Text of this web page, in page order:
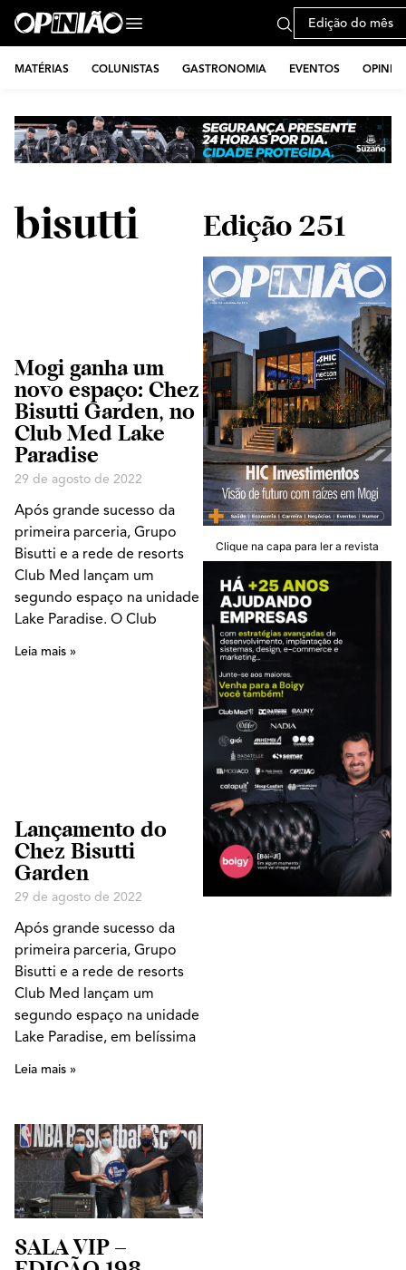
Edição do mês
MATÉRIAS COLUNISTAS GASTRONOMIA EVENTOS
bisutti
Mogi ganha um
novo espaço: Chez
Bisutti Garden, no
Club Med Lake
Paradise
29 de agosto de 2022
Após grande sucesso da
primeira parceria, Grupo
Bisutti e a rede de resorts
Club Med lançam um
segundo espaço na unidade
Lake Paradise. O Club
Leia mais »
Lançamento do
Chez Bisutti
Garden
29 de agosto de 2022
Após grande sucesso da
primeira parceria, Grupo
Bisutti e a rede de resorts
Club Med lançam um
segundo espaço na unidade
Lake Paradise, em belíssima
Leia mais »
SALA VIP –
Edição 251
Clique na capa para ler a revista